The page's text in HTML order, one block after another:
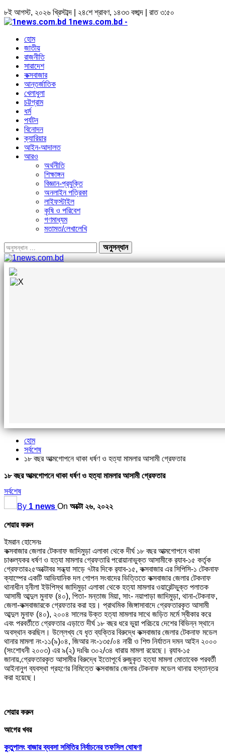
৮ই আগস্ট, ২০২৬ খ্রিস্টাব্দ | ২৪শে শ্রাবণ, ১৪৩৩ বঙ্গাব্দ | রাত ৩:৫০
1news.com.bd -
হোম
জাতীয়
রাজনীতি
সারাদেশ
কক্সবাজার
আন্তর্জাতিক
খেলাধুলা
চট্টগ্রাম
ধর্ম
পর্যটন
বিনোদন
ক্যারিয়ার
আইন-আদালত
আরও
অর্থনীতি
শিক্ষাঙ্গন
বিজ্ঞান-প্রযুক্তি
অনলাইন পত্রিকা
লাইফস্টাইল
কৃষি ও পরিবেশ
গণমাধ্যম
মতামত/লেখালেখি
হোম
সর্বশেষ
১৮ বছর আত্মগোপনে থাকা ধর্ষণ ও হত্যা মামলার আসামী গ্রেফতার
১৮ বছর আত্মগোপনে থাকা ধর্ষণ ও হত্যা মামলার আসামী গ্রেফতার
সর্বশেষ
By 1 news On অক্টো ২৬, ২০২২
শেয়ার করুন
ইমরান হোসেনঃ
কক্সবাজার জেলার টেকনাফ জাদিমুড়া এলাকা থেকে দীর্ঘ ১৮ বছর আত্মগোপনে থাকা
চাঞ্চল্যকর ধর্ষণ ও হত্যা মামলার গ্রেফতারি পরোয়ানাভুক্ত আসামীকে র‌্যাব-১৫ কর্তৃক
গ্রেফতার২৫অক্টোবর সন্ধ্যা সাড়ে ৭টার দিকে র‌্যাব-১৫, কক্সবাজার এর সিপিসি-১ টেকনাফ
ক্যাম্পের একটি আভিযানিক দল গোপন সংবাদের ভিত্তিতে কক্সবাজার জেলার টেকনাফ
থানাধীন হ্নীলা ইউপিস্থ জাদিমুড়া এলাকা থেকে হত্যা মামলার ওয়ারেন্টভুক্ত পলাতক
আসামী আব্দুল মুনাফ (৪০), পিতা- মন্তাজ মিয়া, সাং- নয়াপাড়া জাদিমুড়া, থানা-টেকনাফ,
জেলা-কক্সবাজারকে গ্রেফতার করা হয়। প্রাথমিক জিঙ্গাসাবাদে গ্রেফতারকৃত আসামী
আব্দুল মুনাফ (৪০), ২০০৪ সালের উক্ত হত্যা মামলার সাথে জড়িত মর্মে স্বীকার করে
এবং পরবর্তীতে গ্রেফতার এড়াতে দীর্ঘ ১৮ বছর ধরে ভুয়া পরিচয়ে দেশের বিভিন্ন স্থানে
অবস্থান করছিল। উল্লেখ্য যে ধৃত ব্যক্তির বিরুদ্ধে কক্সবাজার জেলার টেকনাফ মডেল
থানার মামলা নং-১১(৯)০৪, জিআর নং-১৩৫/০৪ নারী ও শিশু নির্যাতন দমন আইন ২০০০
(সংশোধনী ২০০৩) এর ৯(২) দঃবিঃ ৩০২/৩৪ ধারায় মামলা রয়েছে। র‌্যাব-১৫
জানায়,গ্রেফতারকৃত আসামীর বিরুদ্ধে ইতোপূর্বে রুজুকৃত হত্যা মামলা মোতাবেক পরবর্তী
আইনানুগ ব্যবস্থা গ্রহণের নিমিত্তে কক্সবাজার জেলার টেকনাফ মডেল থানায় হস্তান্তর
করা হয়েছে।
শেয়ার করুন
আগের খবর
কুতুপালং বাজার ব্যবসা সমিতির নির্বাচনের তফসিল ঘোষণা